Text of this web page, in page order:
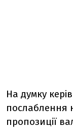
На думку
послаблення
пропозиції